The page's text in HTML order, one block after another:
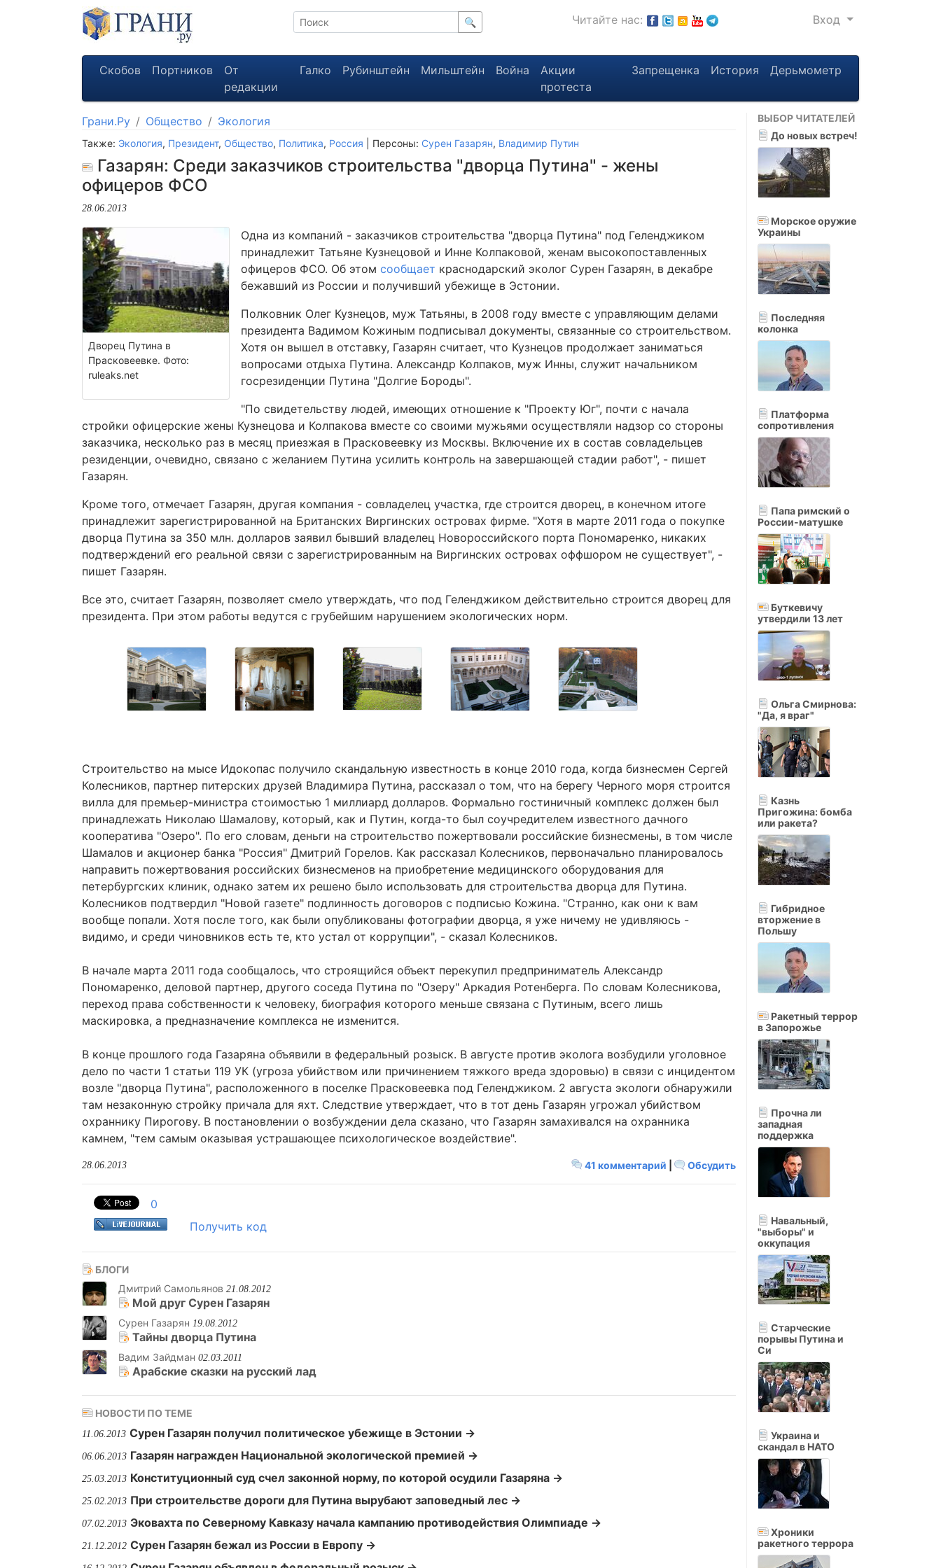
🔍 Читайте нас: Вход
Скобов Портников
От
редакции
Галко Рубинштейн Мильштейн Война
Акции
протеста
Запрещенка История Дерьмометр
Грани.Ру Общество Экология
Также: Экология, Президент, Общество, Политика, Россия | Персоны: Сурен Газарян, Владимир Путин
Газарян: Среди заказчиков строительства "дворца Путина" - жены
офицеров ФСО
28.06.2013
Дворец Путина в
Прасковеевке. Фото:
ruleaks.net
Одна из компаний - заказчиков строительства "дворца Путина" под Геленджиком
принадлежит Татьяне Кузнецовой и Инне Колпаковой, женам высокопоставленных
офицеров ФСО. Об этом сообщает краснодарский эколог Сурен Газарян, в декабре
бежавший из России и получивший убежище в Эстонии.
Полковник Олег Кузнецов, муж Татьяны, в 2008 году вместе с управляющим делами
президента Вадимом Кожиным подписывал документы, связанные со строительством.
Хотя он вышел в отставку, Газарян считает, что Кузнецов продолжает заниматься
вопросами отдыха Путина. Александр Колпаков, муж Инны, служит начальником
госрезиденции Путина "Долгие Бороды".
"По свидетельству людей, имеющих отношение к "Проекту Юг", почти с начала
стройки офицерские жены Кузнецова и Колпакова вместе со своими мужьями осуществляли надзор со стороны
заказчика, несколько раз в месяц приезжая в Прасковеевку из Москвы. Включение их в состав совладельцев
резиденции, очевидно, связано с желанием Путина усилить контроль на завершающей стадии работ", - пишет
Газарян.
Кроме того, отмечает Газарян, другая компания - совладелец участка, где строится дворец, в конечном итоге
принадлежит зарегистрированной на Британских Виргинских островах фирме. "Хотя в марте 2011 года о покупке
дворца Путина за 350 млн. долларов заявил бывший владелец Новороссийского порта Пономаренко, никаких
подтверждений его реальной связи с зарегистрированным на Виргинских островах оффшором не существует", -
пишет Газарян.
Все это, считает Газарян, позволяет смело утверждать, что под Геленджиком действительно строится дворец для
президента. При этом работы ведутся с грубейшим нарушением экологических норм.
Строительство на мысе Идокопас получило скандальную известность в конце 2010 года, когда бизнесмен Сергей
Колесников, партнер питерских друзей Владимира Путина, рассказал о том, что на берегу Черного моря строится
вилла для премьер-министра стоимостью 1 миллиард долларов. Формально гостиничный комплекс должен был
принадлежать Николаю Шамалову, который, как и Путин, когда-то был соучредителем известного дачного
кооператива "Озеро". По его словам, деньги на строительство пожертвовали российские бизнесмены, в том числе
Шамалов и акционер банка "Россия" Дмитрий Горелов. Как рассказал Колесников, первоначально планировалось
направить пожертвования российских бизнесменов на приобретение медицинского оборудования для
петербургских клиник, однако затем их решено было использовать для строительства дворца для Путина.
Колесников подтвердил "Новой газете" подлинность договоров с подписью Кожина. "Странно, как они к вам
вообще попали. Хотя после того, как были опубликованы фотографии дворца, я уже ничему не удивляюсь -
видимо, и среди чиновников есть те, кто устал от коррупции", - сказал Колесников.
В начале марта 2011 года сообщалось, что строящийся объект перекупил предприниматель Александр
Пономаренко, деловой партнер, другого соседа Путина по "Озеру" Аркадия Ротенберга. По словам Колесникова,
переход права собственности к человеку, биография которого меньше связана с Путиным, всего лишь
маскировка, а предназначение комплекса не изменится.
В конце прошлого года Газаряна объявили в федеральный розыск. В августе против эколога возбудили уголовное
дело по части 1 статьи 119 УК (угроза убийством или причинением тяжкого вреда здоровью) в связи с инцидентом
возле "дворца Путина", расположенного в поселке Прасковеевка под Геленджиком. 2 августа экологи обнаружили
там незаконную стройку причала для яхт. Следствие утверждает, что в тот день Газарян угрожал убийством
охраннику Пирогову. В постановлении о возбуждении дела сказано, что Газарян замахивался на охранника
камнем, "тем самым оказывая устрашающее психологическое воздействие".
41 комментарий Обсудить
28.06.2013
0
Получить код
БЛОГИ
Дмитрий Самольянов 21.08.2012
Мой друг Сурен Газарян
Сурен Газарян 19.08.2012
Тайны дворца Путина
Вадим Зайдман 02.03.2011
Арабские сказки на русский лад
НОВОСТИ ПО ТЕМЕ
11.06.2013 Сурен Газарян получил политическое убежище в Эстонии →
06.06.2013 Газарян награжден Национальной экологической премией →
25.03.2013 Конституционный суд счел законной норму, по которой осудили Газаряна →
25.02.2013 При строительстве дороги для Путина вырубают заповедный лес →
07.02.2013 Эковахта по Северному Кавказу начала кампанию противодействия Олимпиаде →
21.12.2012 Сурен Газарян бежал из России в Европу →
ВЫБОР ЧИТАТЕЛЕЙ
До новых встреч!
Морское оружие
Украины
Последняя
колонка
Платформа
сопротивления
Папа римский о
России-матушке
Буткевичу
утвердили 13 лет
Ольга Смирнова:
"Да, я враг"
Казнь
Пригожина: бомба
или ракета?
Гибридное
вторжение в
Польшу
Ракетный террор
в Запорожье
Прочна ли
западная
поддержка
Навальный,
"выборы" и
оккупация
Старческие
порывы Путина и
Си
Украина и
скандал в НАТО
Хроники
ракетного террора